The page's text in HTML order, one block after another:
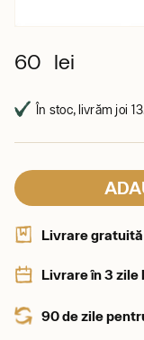
60 lei
În stoc, livrăm joi
Livrare
Livrare în 3
90 de zile